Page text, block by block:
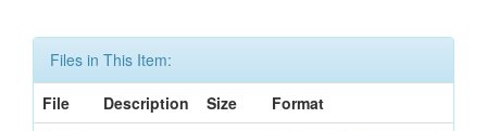
Files in This Item:
File
Description Size
Format